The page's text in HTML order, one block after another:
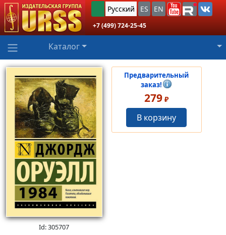
Русский ES EN
+7 (499) 724-25-45
Каталог
Id: 305707
Предварительный
заказ!
279 ₽
В корзину